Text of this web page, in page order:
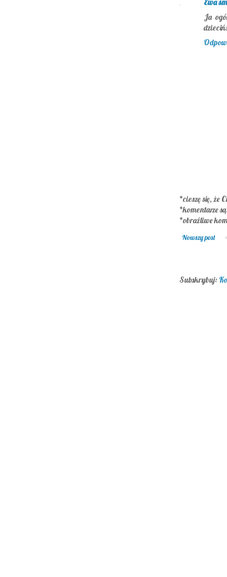
Ewa
Ja
*cieszę się, że
*komentarze
*obraźliwe
Nowszy post
Subskrybuj: